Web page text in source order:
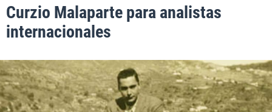
Curzio Malaparte para analistas
internacionales